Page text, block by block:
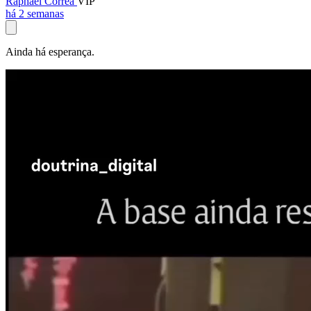
há 2 semanas
Ainda há esperança.